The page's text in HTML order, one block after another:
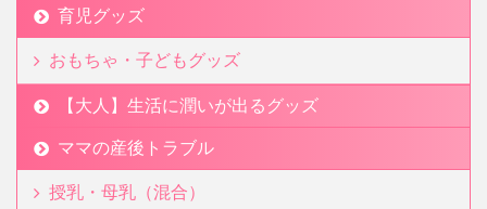
育児グッズ
おもちゃ・子どもグッズ
【大人】生活に潤いが出るグッズ
ママの産後トラブル
授乳・母乳（混合）